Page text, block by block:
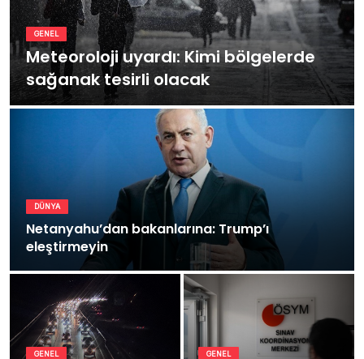
GENEL
Meteoroloji uyardı: Kimi bölgelerde
sağanak tesirli olacak
DÜNYA
Netanyahu’dan bakanlarına: Trump’ı
eleştirmeyin
GENEL GENEL